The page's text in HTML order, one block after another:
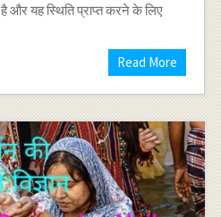
और यह स्थिति प्राप्त करने के लिए
Read More